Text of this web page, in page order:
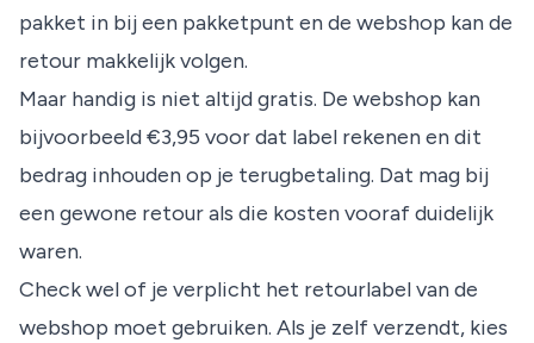
pakket in bij een pakketpunt en de webshop kan de
retour makkelijk volgen.
Maar handig is niet altijd gratis. De webshop kan
bijvoorbeeld €3,95 voor dat label rekenen en dit
bedrag inhouden op je terugbetaling. Dat mag bij
een gewone retour als die kosten vooraf duidelijk
waren.
Check wel of je verplicht het retourlabel van de
webshop moet gebruiken. Als je zelf verzendt, kies